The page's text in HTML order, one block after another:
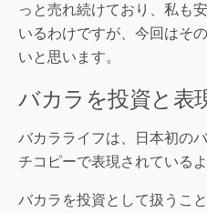
っと売れ続けており、私も
いるわけですが、今回はそ
いと思います。
バカラを投資と表
バカラライフは、日本初の
チコピーで表現されているよ
バカラを投資として扱うこ